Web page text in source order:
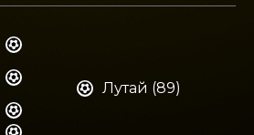
Лутай (89)